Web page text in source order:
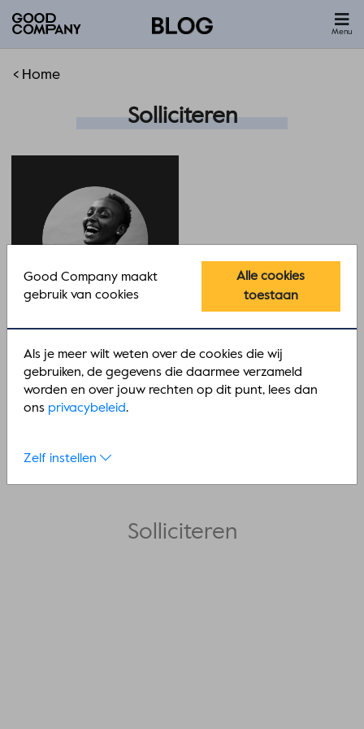
Menu
Good Company maakt
gebruik van cookies
Alle cookies
toestaan
Als je meer wilt weten over de cookies die wij
gebruiken, de gegevens die daarmee verzameld
worden en over jouw rechten op dit punt, lees dan
ons privacybeleid.
Zelf instellen
< Home
Solliciteren
solliciteren
Eva Haarsma
Solliciteren